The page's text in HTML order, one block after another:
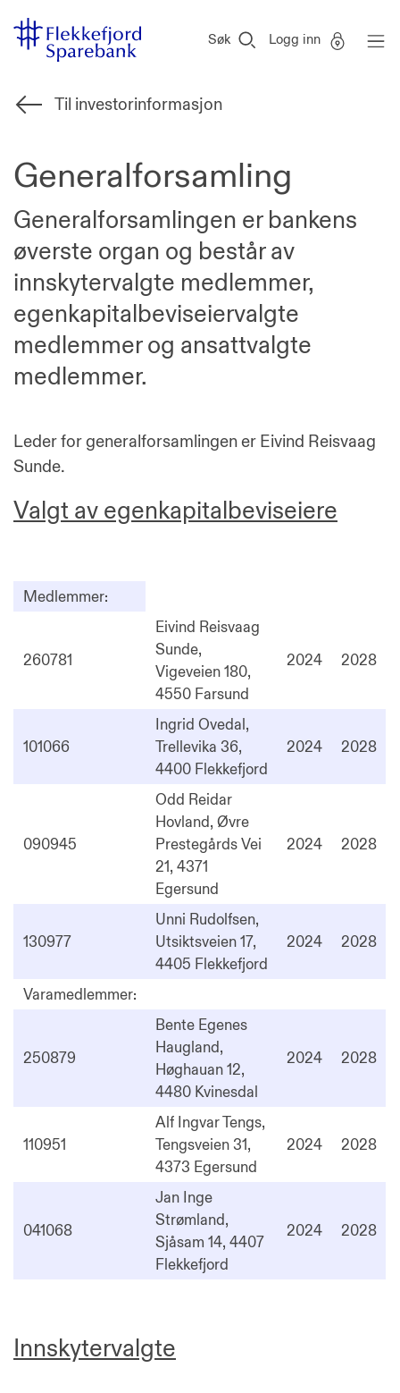
Gå til sideinnhold
Sparebank
Søk Logg inn
Til investorinformasjon
Generalforsamling
Generalforsamlingen er bankens
øverste organ og består av
innskytervalgte medlemmer,
egenkapitalbeviseiervalgte
medlemmer og ansattvalgte
medlemmer.
Leder for generalforsamlingen er Eivind Reisvaag
Sunde.
Valgt av egenkapitalbeviseiere
Medlemmer:
260781
Eivind Reisvaag
Sunde,
Vigeveien 180,
4550 Farsund
2024 2028
101066
Ingrid Ovedal,
Trellevika 36,
4400 Flekkefjord
2024 2028
090945
Odd Reidar
Hovland, Øvre
Prestegårds Vei
21, 4371
Egersund
2024 2028
130977
Unni Rudolfsen,
Utsiktsveien 17,
4405 Flekkefjord
2024 2028
Varamedlemmer:
250879
Bente Egenes
Haugland,
Høghauan 12,
4480 Kvinesdal
2024 2028
110951
Alf Ingvar Tengs,
Tengsveien 31,
4373 Egersund
2024 2028
041068
Jan Inge
Strømland,
Sjåsam 14, 4407
Flekkefjord
2024 2028
Innskytervalgte
er
Miljøfyrtårn-